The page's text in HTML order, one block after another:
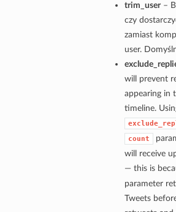
trim_user–
czy
zamiast
user.
will prevent
appearing in
timeline.
count
will receive
— this is
parameter
Tweets